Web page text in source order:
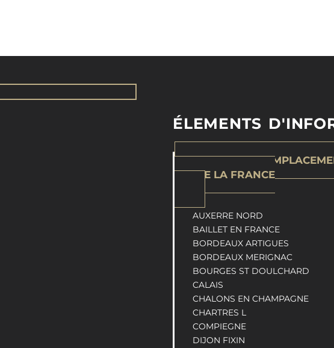
ÉLEMENTS
LISTE DES 35
TOUTE LA FRANCE
AUXERRE NORD
BAILLET EN FRANCE
BORDEAUX ARTIGUES
BORDEAUX MERIGNAC
BOURGES ST DOULCHARD
CALAIS
CHALONS EN CHAMPAGNE
CHARTRES L
COMPIEGNE
DIJON FIXIN